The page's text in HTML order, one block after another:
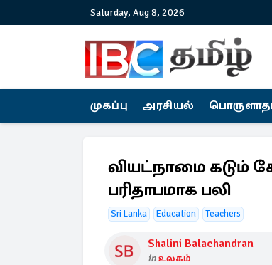
Saturday, Aug 8, 2026
முகப்பு அரசியல்
வியட்நாமை கடும்
பரிதாபமாக பலி
Sri Lanka Education Teachers
Shalini Balachandran
inஉலகம்